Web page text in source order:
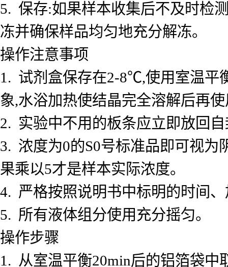
5. 保存:如果样本收集后不及时检
冻并确保样品均匀地充分解冻。
操作注意事项
1. 试剂盒保存在2-8℃,使用室温平
象,水浴加热使结晶完全溶解后再
2. 实验中不用的板条应立即放回
3. 浓度为0的S0号标准品即可视为
果乘以5才是样本实际浓度。
4. 严格按照说明书中标明的时间
5. 所有液体组分使用充分摇匀。
操作步骤
1. 从室温平衡20min后的铝箔袋